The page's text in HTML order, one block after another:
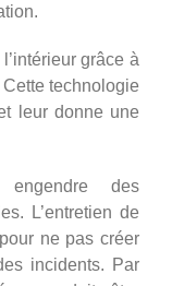
grâce à
technologie
leur donne une
des
L’entretien de
ne pas créer
incidents. Par